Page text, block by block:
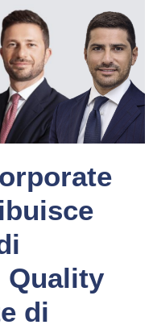
Quality
di